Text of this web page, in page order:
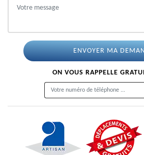
ON VOUS RAPPELLE